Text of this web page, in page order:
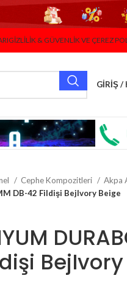
GIZLILIK & GÜVENLIK VE ÇEREZ
GIRIŞ /
Cephe Kompozitleri Akpa
DB-42 Fildişi BejIvory Beige